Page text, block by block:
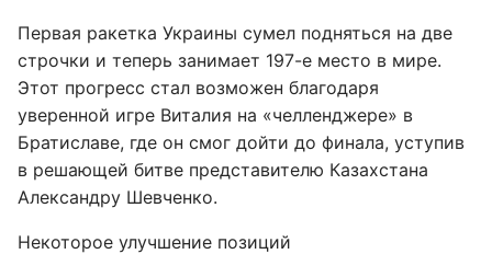
Первая ракетка Украины сумел подняться на две
строчки и теперь занимает 197-е место в мире.
Этот прогресс стал возможен благодаря
уверенной игре Виталия на «челленджере» в
Братиславе, где он смог дойти до финала, уступив
в решающей битве представителю Казахстана
Александру Шевченко.
Некоторое улучшение позиций